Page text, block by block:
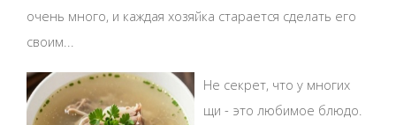
очень много, и каждая хозяйка старается сделать его
своим...
Не секрет, что у многих
щи - это любимое блюдо.